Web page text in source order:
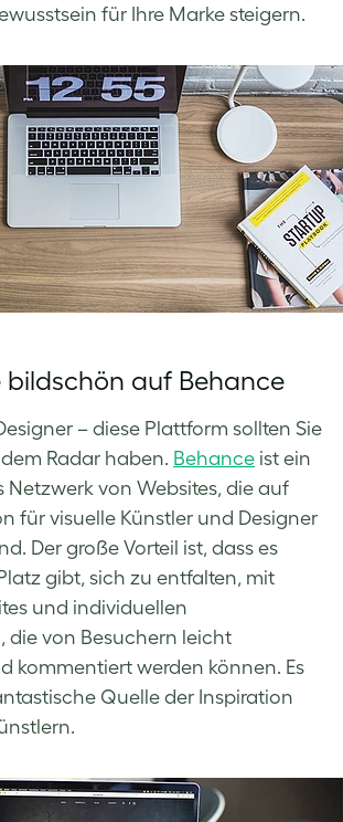
für Ihre Marke steigern.
bildschön auf Behance
– diese Plattform sollten Sie
Radar haben. Behance ist ein
Netzwerk von Websites, die auf
für visuelle Künstler und Designer
Der große Vorteil ist, dass es
gibt, sich zu entfalten, mit
und individuellen
die von Besuchern leicht
kommentiert werden können. Es
Quelle der Inspiration